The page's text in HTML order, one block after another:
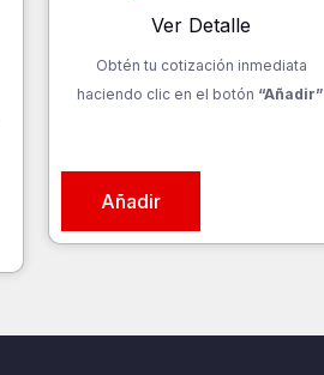
Ver Detalle
Obtén tu cotización inmediata
haciendo clic en el botón “Añadir”
Añadir